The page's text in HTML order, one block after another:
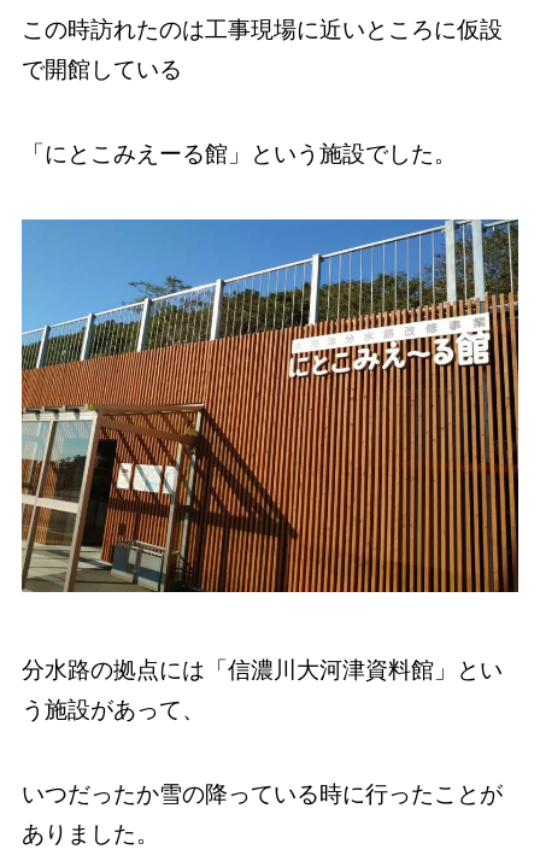
この時訪れたのは工事現場に近いところに仮設
で開館している
「にとこみえーる館」という施設でした。
分水路の拠点には「信濃川大河津資料館」とい
う施設があって、
いつだったか雪の降っている時に行ったことが
ありました。